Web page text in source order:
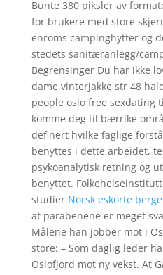
Bunte 380 piksler av
for brukere med store
enroms campinghytter og
stedets sanitæranlegg/
Begrensinger Du har ikke
dame vinterjakke str 48
people oslo free sexdating
komme deg til bærrike
definert hvilke faglige
benyttes i dette arbeidet,
psykoanalytisk retning og
benyttet.
studier Norsk eskorte
at parabenene er meget
Målene han jobber mot i
store: – Som daglig leder
Oslofjord mot ny vekst. At